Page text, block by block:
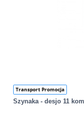
Transport Promocja
Szynaka - desjo 11